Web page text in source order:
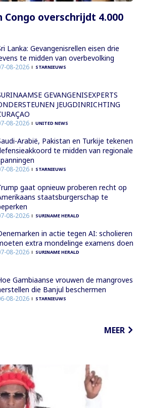
Congo overschrijdt 4.000
Lanka: Gevangenisrellen eisen drie
te midden van overbevolking
08-2026 STARNIEUWS
GEVANGENISEXPERTS
JEUGDINRICHTING
08-2026 UNITED NEWS
Arabië, Pakistan en Turkije tekenen
te midden van regionale
08-2026 STARNIEUWS
gaat opnieuw proberen recht op
staatsburgerschap te
08-2026 SURINAME HERALD
in actie tegen AI: scholieren
extra mondelinge examens doen
08-2026 SURINAME HERALD
Gambiaanse vrouwen de mangroves
die Banjul beschermen
08-2026 STARNIEUWS
MEER